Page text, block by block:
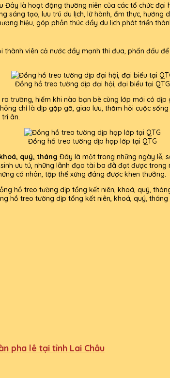
Đây là hoạt động thường niên của các tổ chức đại
sáng tạo, lưu trú du lịch, lữ hành, ẩm thực,
hiệu, góp phần thúc đẩy du lịch phát triển
thành viên cả nước đẩy mạnh thi đua, phấn đấu
Đồng hồ treo tường dịp đại hội, đại biểu tại QTG
ra trường, hiếm khi nào bạn bè cùng lớp mới có
chỉ là dịp gặp gỡ, giao lưu, thăm hỏi cuộc
ân.
Đồng hồ treo tường dịp họp lớp tại QTG
quý, tháng Đây là một trong những ngày lễ,
ưu tú, những lãnh đạo tài ba đã đạt được
cá nhân, tập thể xứng đáng được khen thưởng.
hồ treo tường dịp tổng kết niên, khoá, quý, tháng
pha lê tại tỉnh Lai Châu